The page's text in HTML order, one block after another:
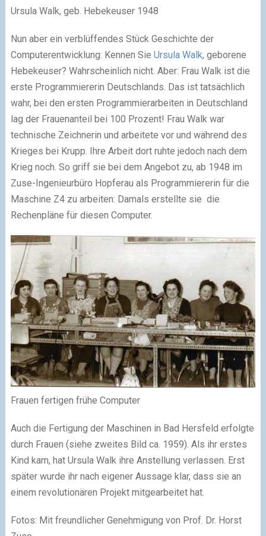
Ursula Walk, geb. Hebekeuser 1948
Nun aber ein verblüffendes Stück Geschichte der
Computerentwicklung: Kennen Sie Ursula Walk, geborene
Hebekeuser? Wahrscheinlich nicht. Aber: Frau Walk ist die
erste Programmiererin Deutschlands. Das ist tatsächlich
wahr, bei den ersten Programmierarbeiten in Deutschland
lag der Frauenanteil bei 100 Prozent! Frau Walk war
technische Zeichnerin und arbeitete vor und während des
Krieges bei Krupp. Ihre Arbeit dort ruhte jedoch nach dem
Krieg noch. So griff sie bei dem Angebot zu, ab 1948 im
Zuse-Ingenieurbüro Hopferau als Programmiererin für die
Maschine Z4 zu arbeiten: Damals erstellte sie die
Rechenpläne für diesen Computer.
Frauen fertigen frühe Computer
Auch die Fertigung der Maschinen in Bad Hersfeld erfolgte
durch Frauen (siehe zweites Bild ca. 1959). Als ihr erstes
Kind kam, hat Ursula Walk ihre Anstellung verlassen. Erst
später wurde ihr nach eigener Aussage klar, dass sie an
einem revolutionären Projekt mitgearbeitet hat.
Fotos: Mit freundlicher Genehmigung von Prof. Dr. Horst